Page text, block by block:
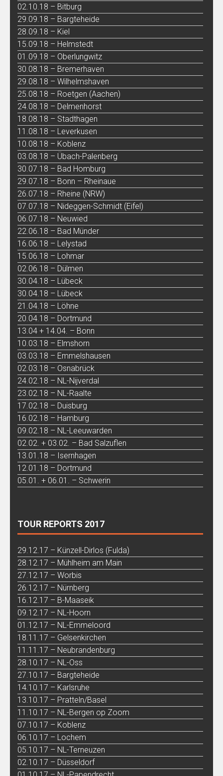
02.10.18 – Bitburg
29.09.18 – Bargteheide
28.09.18 – Kiel
15.09.18 – Helmstedt
01.09.18 – Oberlungwitz
30.08.18 – Bremerhaven
29.08.18 – Wilhelmshaven
25.08.18 – Roetgen (Aachen)
24.08.18 – Delmenhorst
18.08.18 – Stadthagen
11.08.18 – Leverkusen
10.08.18 – Koblenz
03.08.18 – Übach-Palenberg
30.07.18 – Bad Homburg
29.07.18 – Bonn – Rheinaue
26.07.18 – Rheine (NRW)
07.07.18 – Nideggen-Schmidt (Eifel)
06.07.18 – Neuwied
22.06.18 – Bad Münder
16.06.18 – Lelystad
15.06.18 – Lohmar
02.06.18 – Dülmen
30.04.18 – Lübeck
30.04.18 – Lübeck
21.04.18 – Löhne
20.04.18 – Dortmund
13.04 + 14.04. – Bonn
10.03.18 – Elmshorn
03.03.18 – Emmelshausen
02.03.18 – Osnabrück
24.02.18 – NL-Nijverdal
23.02.18 – NL-Raalte
17.02.18 – Duisburg
16.02.18 – Hamburg
09.02.18 – NL-Leeuwarden
02.02. + 03.02. – Bad Salzuflen
13.01.18 – Isernhagen
12.01.18 – Dortmund
05.01. + 06.01. – Schwerin
TOUR REPORTS 2017
29.12.17 – Künzell-Dirlos (Fulda)
28.12.17 – Mühlheim am Main
27.12.17 – Worbis
26.12.17 – Nürnberg
16.12.17 – B-Maaseik
09.12.17 – NL-Hoorn
01.12.17 – NL-Emmeloord
18.11.17 – Gelsenkirchen
11.11.17 – Neubrandenburg
28.10.17 – NL-Oss
27.10.17 – Bargteheide
14.10.17 – Karlsruhe
13.10.17 – Pratteln/Basel
11.10.17 – NL-Bergen op Zoom
07.10.17 – Koblenz
06.10.17 – Lochem
05.10.17 – NL-Terneuzen
02.10.17 – Düsseldorf